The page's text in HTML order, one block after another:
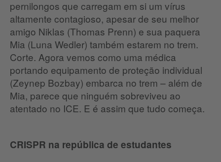
pernilongos que carregam em si um vírus
altamente contagioso, apesar de seu melhor
amigo Niklas (Thomas Prenn) e sua paquera
Mia (Luna Wedler) também estarem no trem.
Corte. Agora vemos como uma médica
portando equipamento de proteção individual
(Zeynep Bozbay) embarca no trem – além de
Mia, parece que ninguém sobreviveu ao
atentado no ICE. E é assim que tudo começa.
CRISPR na república de estudantes